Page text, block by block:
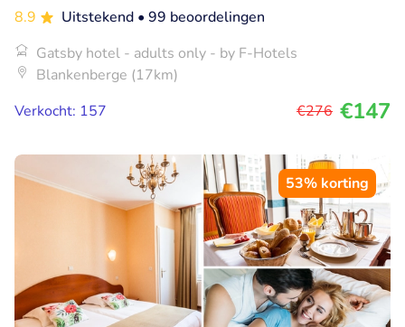
8.9 Uitstekend • 99 beoordelingen
Gatsby hotel - adults only - by F-Hotels
Blankenberge (17km)
Verkocht: 157
€276 €147
53% korting